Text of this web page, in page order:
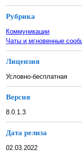
Рубрика
Коммуникации
Чаты и мгновенные
Лицензия
Условно-бесплатная
Версия
8.0.1.3
Дата релиза
02.03.2022